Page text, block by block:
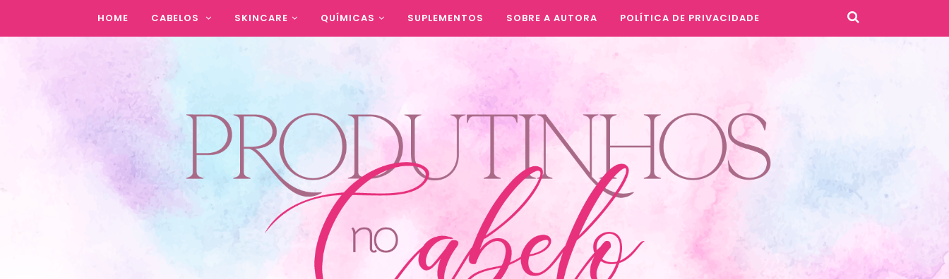
HOME CABELOS SKINCARE QUÍMICAS SUPLEMENTOS SOBRE A AUTORA POLÍTICA DE PRIVACIDADE